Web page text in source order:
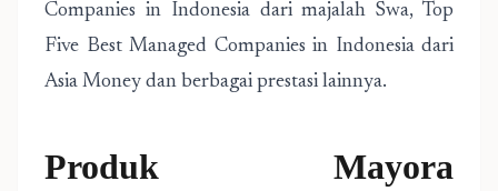
Companies in Indonesia dari majalah Swa, Top
Five Best Managed Companies in Indonesia dari
Asia Money dan berbagai prestasi lainnya.
Produk Mayora